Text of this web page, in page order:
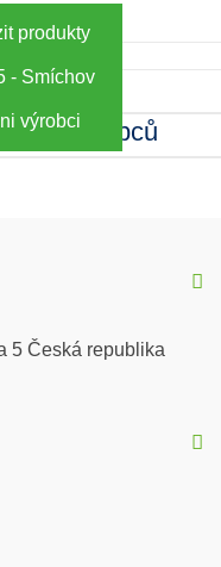
ceny
produkty
- Smíchov
výrobců
výrobci
5 Česká republika